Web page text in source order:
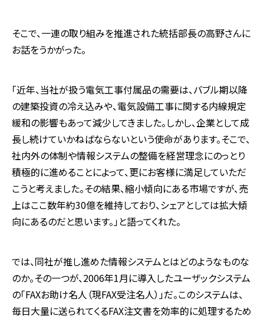
そこで、一連の取り組みを推進された統括部長の高野さんに
お話をうかがった。
「近年、当社が扱う電気工事付属品の需要は、バブル期以降
の建築投資の冷え込みや、電気設備工事に関する内線規定
緩和の影響もあって減少してきました。しかし、企業として成
長し続けていかねばならないという使命があります。そこで、
社内外の体制や情報システムの整備を経営理念にのっとり
積極的に進めることによって、更にお客様に満足していただ
こうと考えました。その結果、縮小傾向にある市場ですが、売
上はここ数年約30億を維持しており、シェアとしては拡大傾
向にあるのだと思います。」と語ってくれた。
では、同社が推し進めた情報システムとはどのようなものな
のか。その一つが、2006年1月に導入したユーザックシステム
の「FAXお助け名人（現FAX受注名人）」だ。このシステムは、
毎日大量に送られてくるFAX注文書を効率的に処理するため